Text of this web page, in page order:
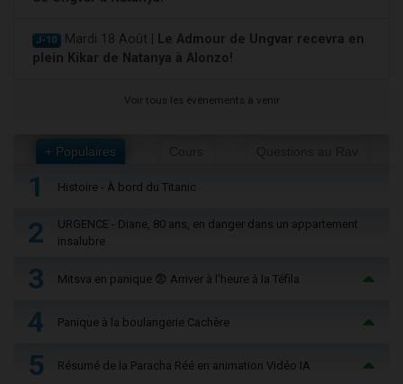
J-10 Mardi 18 Août |
Le Admour de Ungvar recevra en
plein Kikar de Natanya à Alonzo!
Voir tous les événements à venir
+ Populaires
1 Histoire - À bord du Titanic
2
URGENCE - Diane, 80 ans, en danger dans un appartement
insalubre
3 Mitsva en panique 😨 Arriver à l'heure à la Téfila
4 Panique à la boulangerie Cachère
5 Résumé de la Paracha Réé en animation Vidéo IA